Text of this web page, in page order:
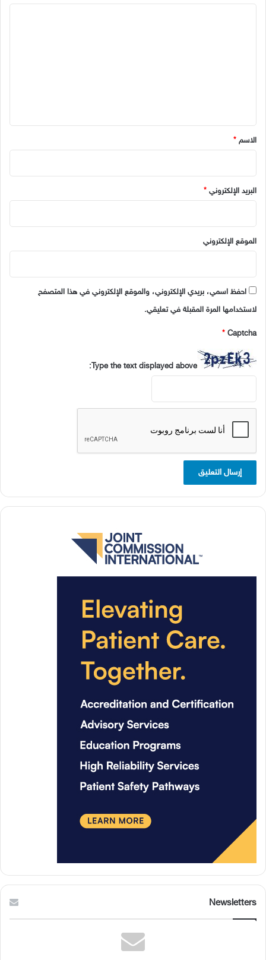
*
الاسم *
البريد الإلكتروني *
الموقع الإلكتروني
احفظ اسمي، بريدي الإلكتروني، والموقع الإلكتروني في هذا المتصفح
لاستخدامها المرة المقبلة في تعليقي.
Captcha
*
Type the text displayed above:
Newsletters